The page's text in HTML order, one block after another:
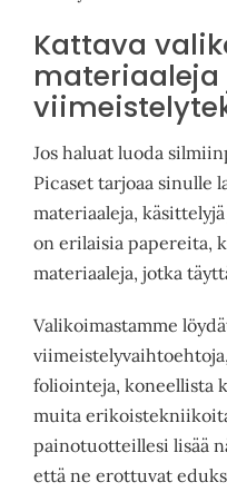
Kattava
materiaaleja
Jos haluat luoda
Picaset tarjoaa sinulle
materiaaleja,
on erilaisia papereita,
materiaaleja, jotka
Valikoimastamme
foliointeja, koneellista
muita
painotuotteillesi lisää
että ne erottuvat